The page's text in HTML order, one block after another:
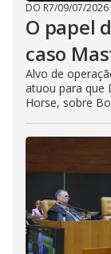
DO R7/09/07/2026
O papel
caso
Alvo de
atuou para que
Horse, sobre